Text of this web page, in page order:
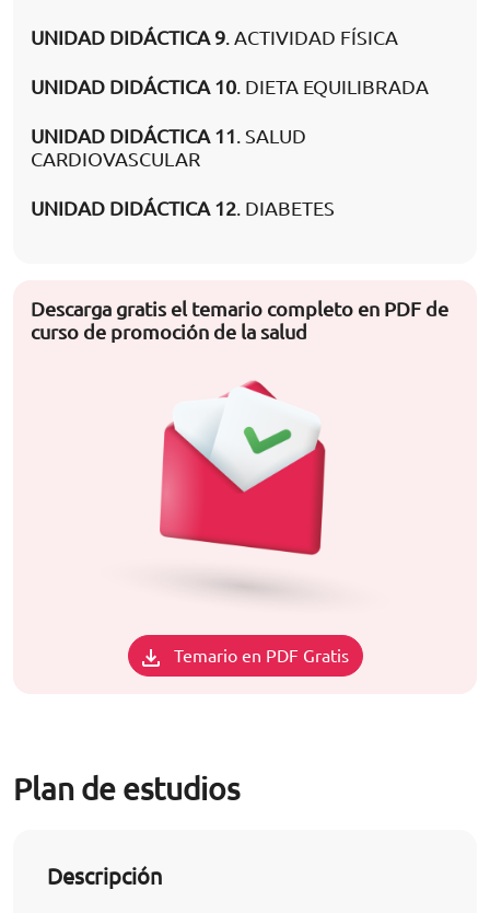
UNIDAD DIDÁCTICA 9. ACTIVIDAD FÍSICA
UNIDAD DIDÁCTICA 10. DIETA EQUILIBRADA
UNIDAD DIDÁCTICA 11. SALUD
CARDIOVASCULAR
UNIDAD DIDÁCTICA 12. DIABETES
Descarga gratis el temario completo en PDF de
curso de promoción de la salud
Temario en PDF Gratis
Plan de estudios
Descripción